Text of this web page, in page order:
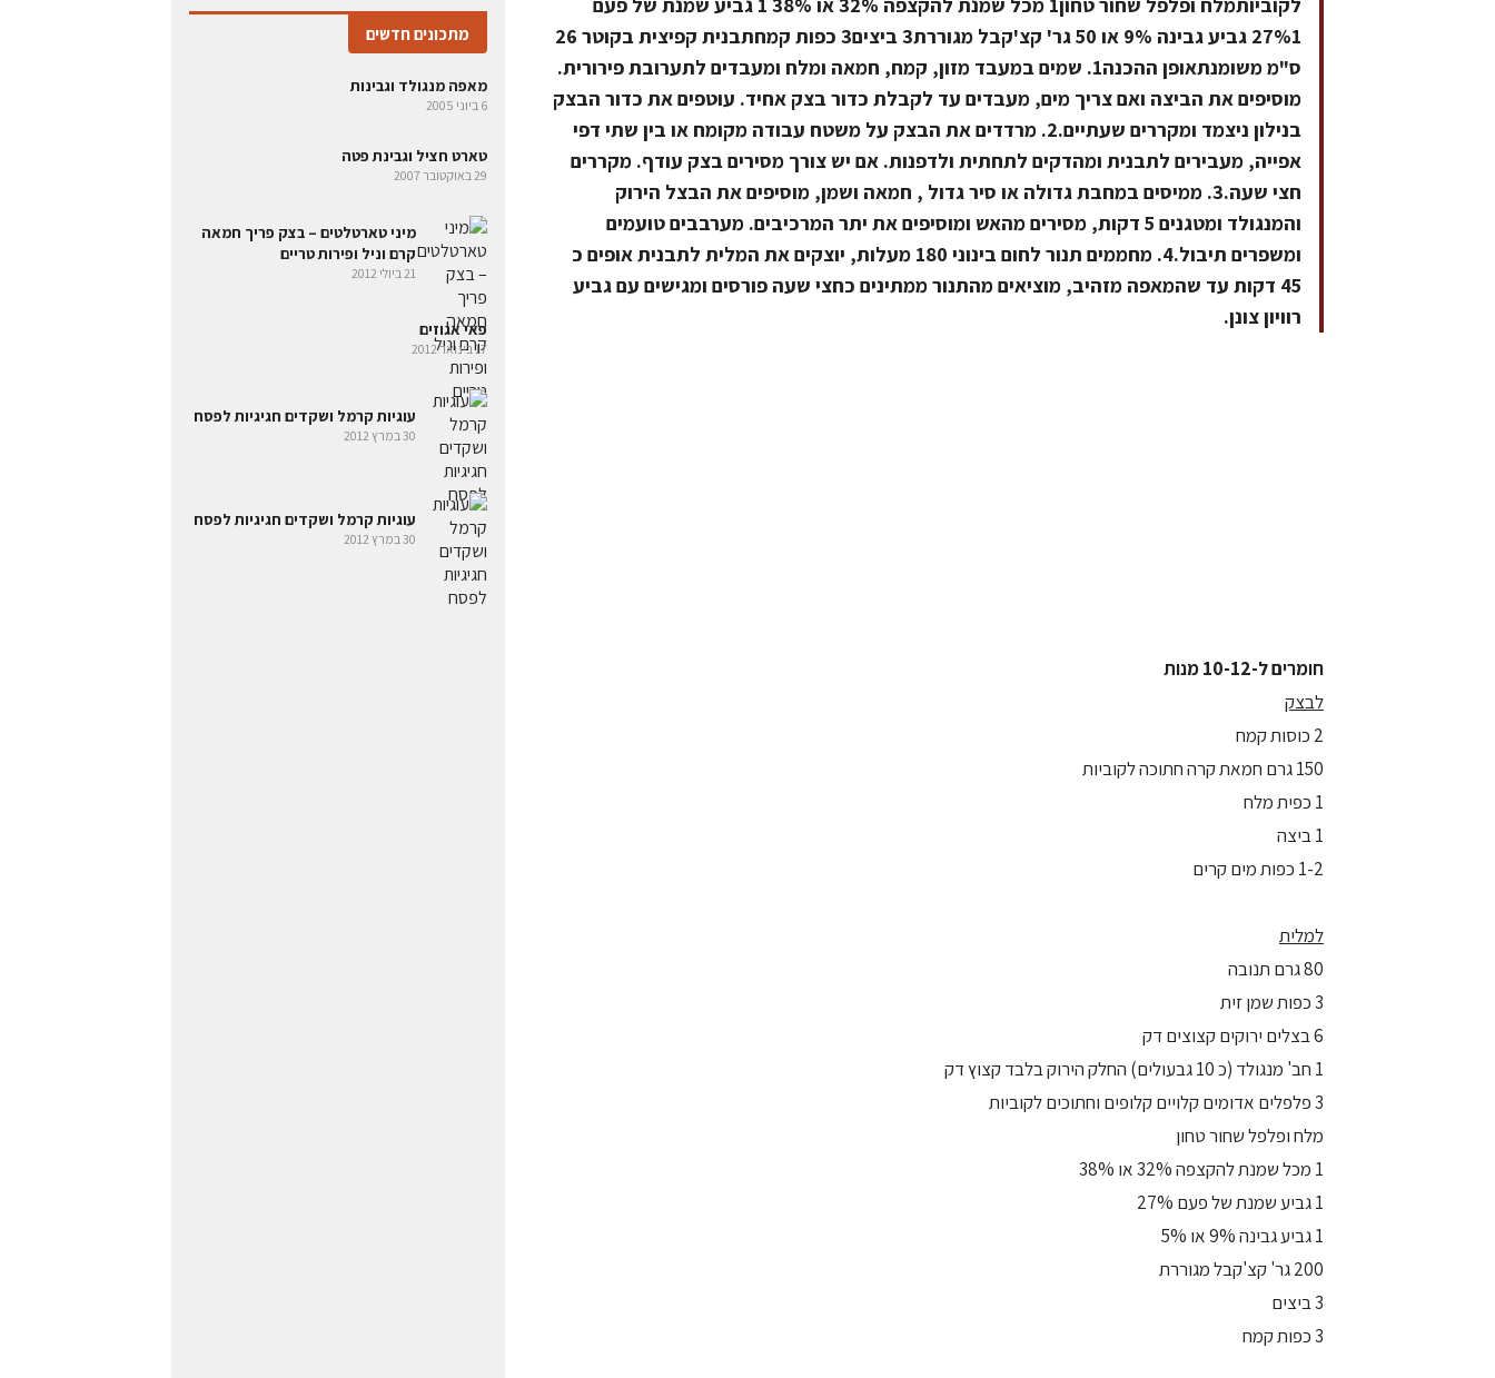
27%1 גביע גבינה 9% או 50 גר' קצ'קבל מגוררת3 ביצים3 כפות קמחתבנית קפיצית בקוטר 26
ס"מ משומנתאופן ההכנה1. שמים במעבד מזון, קמח, חמאה ומלח ומעבדים לתערובת פירורית.
מוסיפים את הביצה ואם צריך מים, מעבדים עד לקבלת כדור בצק אחיד. עוטפים את כדור הבצק
בנילון ניצמד ומקררים שעתיים.2. מרדדים את הבצק על משטח עבודה מקומח או בין שתי דפי
אפייה, מעבירים לתבנית ומהדקים לתחתית ולדפנות. אם יש צורך מסירים בצק עודף. מקררים
חצי שעה.3. ממיסים במחבת גדולה או סיר גדול , חמאה ושמן, מוסיפים את הבצל הירוק
והמנגולד ומטגנים 5 דקות, מסירים מהאש ומוסיפים את יתר המרכיבים. מערבבים טועמים
ומשפרים תיבול.4. מחממים תנור לחום בינוני 180 מעלות, יוצקים את המלית לתבנית אופים כ
45 דקות עד שהמאפה מזהיב, מוציאים מהתנור ממתינים כחצי שעה פורסים ומגישים עם גביע
רוויון צונן.
חומרים ל-10-12 מנות
לבצק
2 כוסות קמח
150 גרם חמאת קרה חתוכה לקוביות
1 כפית מלח
1 ביצה
1-2 כפות מים קרים
למלית
80 גרם תנובה
3 כפות שמן זית
6 בצלים ירוקים קצוצים דק
1 חב' מנגולד (כ 10 גבעולים) החלק הירוק בלבד קצוץ דק
3 פלפלים אדומים קלויים קלופים וחתוכים לקוביות
מלח ופלפל שחור טחון
1 מכל שמנת להקצפה 32% או 38%
1 גביע שמנת של פעם 27%
1 גביע גבינה 9% או 5%
200 גר' קצ'קבל מגוררת
3 ביצים
3 כפות קמח
מתכונים חדשים
מאפה מנגולד וגבינות
6 ביוני 2005
טארט חציל וגבינת פטה
29 באוקטובר 2007
מיני טארטלטים – בצק פריך חמאה
קרם וניל ופירות טריים
21 ביולי 2012
פאי אגוזים
17 בינואר 2012
עוגיות קרמל ושקדים חגיגיות לפסח
30 במרץ 2012
עוגיות קרמל ושקדים חגיגיות לפסח
30 במרץ 2012